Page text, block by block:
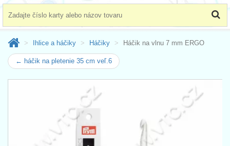
Ihlice a háčiky Háčiky Háčik na vlnu 7 mm ERGO
← háčik na pletenie 35 cm veľ.6